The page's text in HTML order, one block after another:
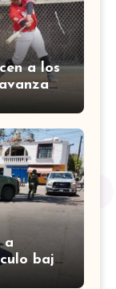
a los
a
bajo